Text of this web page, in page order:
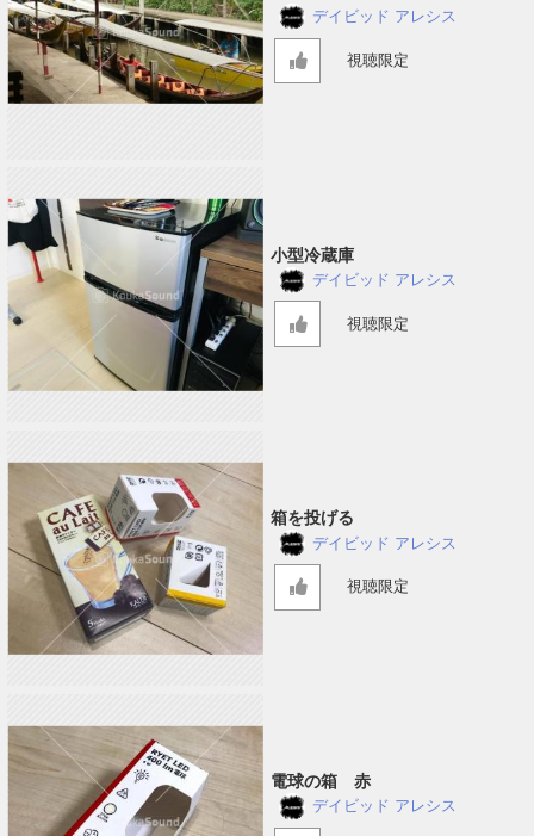
デイビッド アレシス
視聴限定
小型冷蔵庫
デイビッド アレシス
視聴限定
箱を投げる
デイビッド アレシス
視聴限定
電球の箱 赤
デイビッド アレシス